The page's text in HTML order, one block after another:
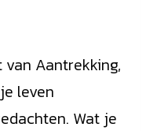
Aantrekking,
leven
Wat je